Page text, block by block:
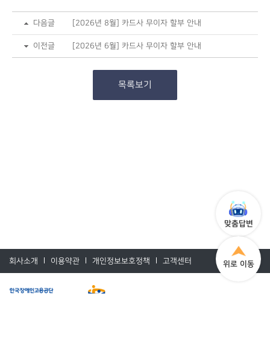
맞춤답변
위로 이동
다음글 [2026년 8월] 카드사 무이자 할부 안내
이전글 [2026년 6월] 카드사 무이자 할부 안내
목록보기
회사소개 이용약관 개인정보보호정책 고객센터